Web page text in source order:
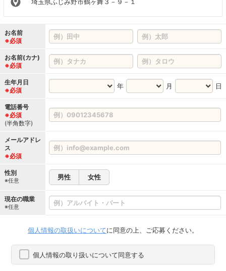
お名前
※必須
お名前(カナ)
※必須
生年月日
※必須
年 月 日
電話番号
※必須
(半角数字)
メールアドレ
ス
※必須
性別
※任意 男性 女性
現在の職業
※任意
個人情報の取扱いについてに同意の上、ご応募ください。
個人情報の取り扱いについて同意する